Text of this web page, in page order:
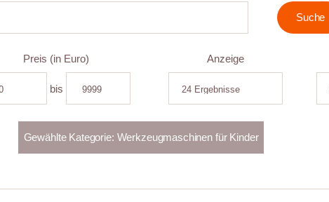
Preis (in Euro)
bis
Anzeige